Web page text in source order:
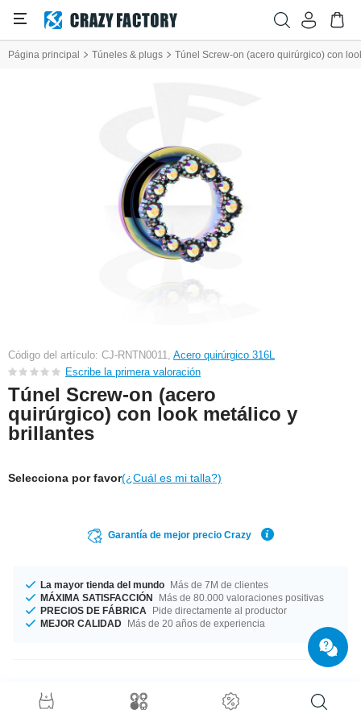
Página principal Túneles & plugs Túnel Screw-on (acero quirúrgico) con
Código del artículo: CJ-RNTN0011, Acero quirúrgico 316L
Escribe la primera valoración
Túnel Screw-on (acero
quirúrgico) con look metálico y
brillantes
Selecciona por favor(¿Cuál es mi talla?)
Garantía de mejor precio Crazy
La mayor tienda del mundo Más de 7M de clientes
MÁXIMA SATISFACCIÓN
Más de 80.000 valoraciones positivas
PRECIOS DE FÁBRICA
Pide directamente al productor
MEJOR CALIDAD Más de 20 años de experiencia
Detalles del producto